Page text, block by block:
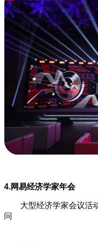
4.网易经济学家年会
大型经济学家会议活
问